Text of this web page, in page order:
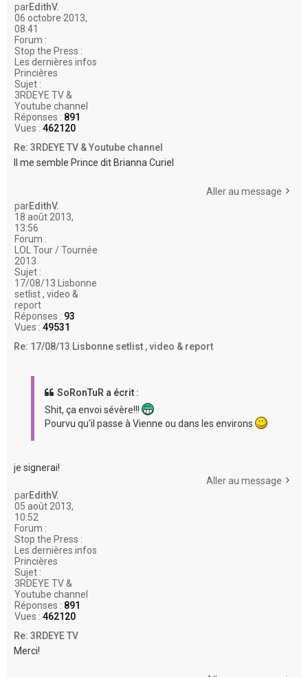
parEdithV.
06 octobre 2013,
08:41
Forum :
Stop the Press :
Les dernières infos
Princières
Sujet :
3RDEYE TV &
Youtube channel
Réponses : 891
Vues : 462120
Re: 3RDEYE TV & Youtube channel
Il me semble Prince dit Brianna Curiel
Aller au message
parEdithV.
18 août 2013,
13:56
Forum :
LOL Tour / Tournée
2013
Sujet :
17/08/13 Lisbonne
setlist , video &
report
Réponses : 93
Vues : 49531
Re: 17/08/13 Lisbonne setlist , video & report
SoRonTuR a écrit :
Shit, ça envoi sévère!!!
Pourvu qu'il passe à Vienne ou dans les environs
je signerai!
Aller au message
parEdithV.
05 août 2013,
10:52
Forum :
Stop the Press :
Les dernières infos
Princières
Sujet :
3RDEYE TV &
Youtube channel
Réponses : 891
Vues : 462120
Re: 3RDEYE TV
Merci!